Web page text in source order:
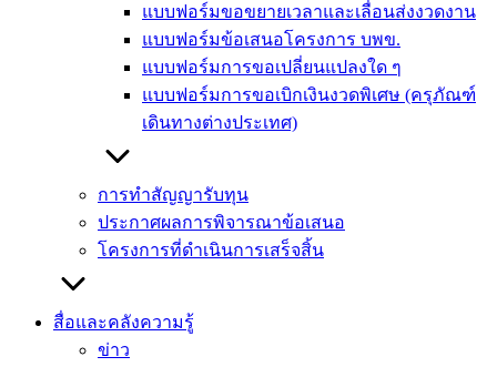
แบบฟอร์มขอขยายเวลาและเลื่อนส่งงวดงาน
แบบฟอร์มข้อเสนอโครงการ บพข.
แบบฟอร์มการขอเปลี่ยนแปลงใด ๆ
แบบฟอร์มการขอเบิกเงินงวดพิเศษ (ครุภัณฑ์
เดินทางต่างประเทศ)
การทำสัญญารับทุน
ประกาศผลการพิจารณาข้อเสนอ
โครงการที่ดำเนินการเสร็จสิ้น
สื่อและคลังความรู้
ข่าว